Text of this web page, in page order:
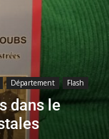
Département Flash
dans le